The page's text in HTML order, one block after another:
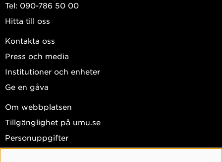
Tel: 090-786 50 00
Hitta till oss
Kontakta oss
Press och media
Institutioner och enheter
Ge en gåva
Om webbplatsen
Tillgänglighet på umu.se
Personuppgifter